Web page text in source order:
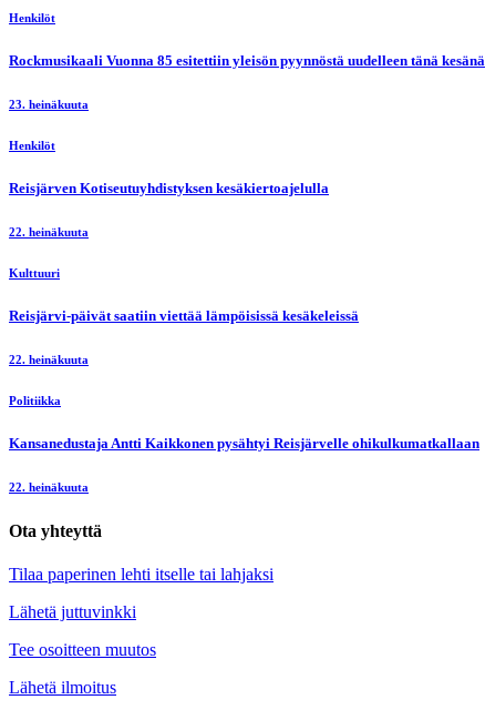
Henkilöt
Rockmusikaali Vuonna 85 esitettiin yleisön pyynnöstä uudelleen tänä kesänä
23. heinäkuuta
Henkilöt
Reisjärven Kotiseutuyhdistyksen kesäkiertoajelulla
22. heinäkuuta
Kulttuuri
Reisjärvi-päivät saatiin viettää lämpöisissä kesäkeleissä
22. heinäkuuta
Politiikka
Kansanedustaja Antti Kaikkonen pysähtyi Reisjärvelle ohikulkumatkallaan
22. heinäkuuta
Ota yhteyttä
Tilaa paperinen lehti itselle tai lahjaksi
Lähetä juttuvinkki
Tee osoitteen muutos
Lähetä ilmoitus